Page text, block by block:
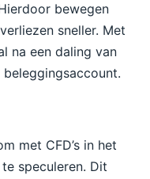
bewegen
sneller. Met
na een daling van
met CFD’s in het
speculeren. Dit